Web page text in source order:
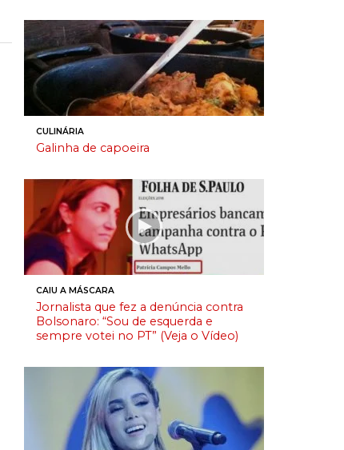
CULINÁRIA
Galinha de capoeira
CAIU A MÁSCARA
Jornalista que fez a denúncia contra
Bolsonaro: “Sou de esquerda e
sempre votei no PT” (Veja o Vídeo)